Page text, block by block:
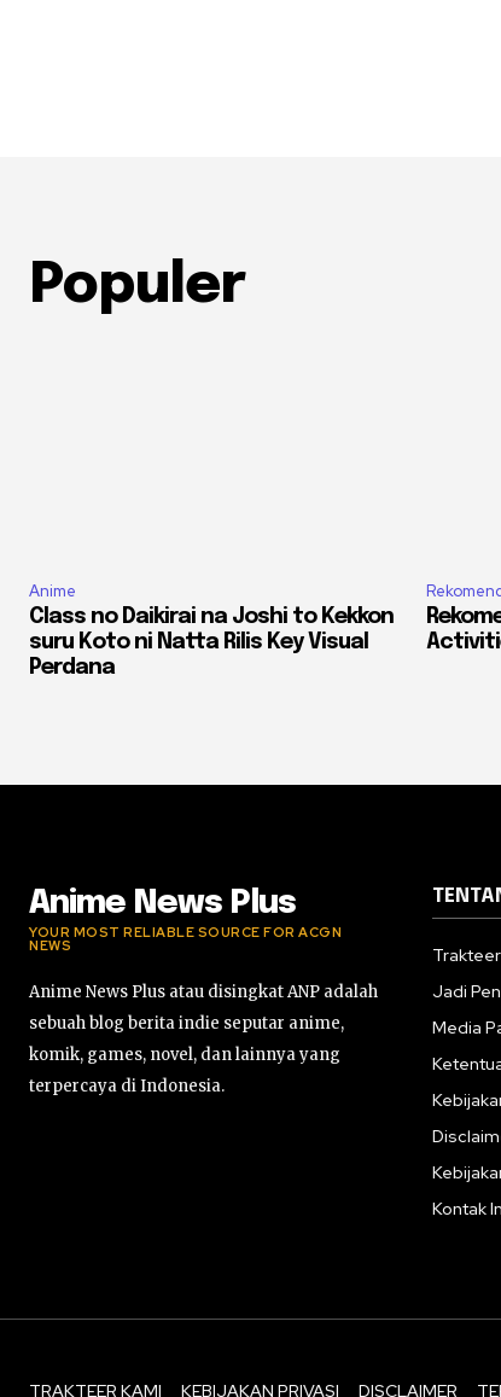
Populer
Anime
Class no Daikirai na Joshi to Kekkon
suru Koto ni Natta Rilis Key Visual
Perdana
Anime News Plus
YOUR MOST RELIABLE SOURCE FOR ACGN
NEWS
Anime News Plus atau disingkat ANP adalah
sebuah blog berita indie seputar anime,
komik, games, novel, dan lainnya yang
terpercaya di Indonesia.
Jadi
Media
Kontak
TRAKTEER KAMI KEBIJAKAN PRIVASI DISCLAIMER